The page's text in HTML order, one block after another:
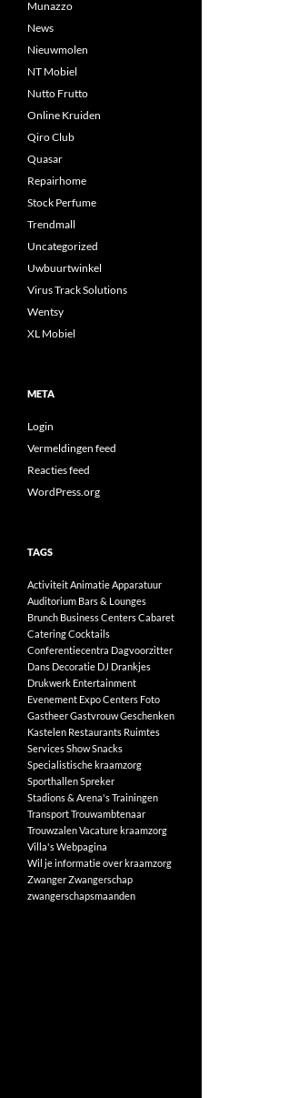
Munazzo
News
Nieuwmolen
NT Mobiel
Nutto Frutto
Online Kruiden
Qiro Club
Quasar
Repairhome
Stock Perfume
Trendmall
Uncategorized
Uwbuurtwinkel
Virus Track Solutions
Wentsy
XL Mobiel
META
Login
Vermeldingen feed
Reacties feed
WordPress.org
TAGS
ActiviteitAnimatieApparatuur
Auditorium Bars & Lounges
Brunch Business CentersCabaret
CateringCocktails
Conferentiecentra Dagvoorzitter
Dans Decoratie DJ Drankjes
Drukwerk Entertainment
Evenement Expo Centers Foto
GastheerGastvrouwGeschenken
Kastelen Restaurants Ruimtes
ServicesShowSnacks
Specialistische kraamzorg
SporthallenSpreker
Stadions & Arena'sTrainingen
TransportTrouwambtenaar
TrouwzalenVacature kraamzorg
Villa'sWebpagina
Wil je informatie over kraamzorg
ZwangerZwangerschap
zwangerschapsmaanden